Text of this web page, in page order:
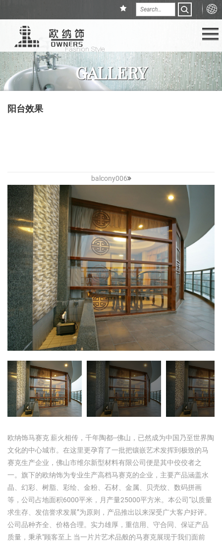
GALLERY
阳台效果
balcony006
欧纳饰马赛克 薪火相传，千年陶都--佛山，已然成为中国乃至世界陶
文化的中心城市。在这里更孕育了一批把镶嵌艺术发挥到极致的马
赛克生产企业，佛山市维尔新型材料有限公司便是其中佼佼者之
一。旗下的欧纳饰为专业生产高档马赛克的企业，主要产品涵盖水
晶、幻彩、树脂、彩绘、金粉、石材、金属、贝壳纹、数码拼画
等，公司占地面积6000平米，月产量25000平方米。本公司“以质量
求生存、发信誉求发展”为原则，产品推出以来深受广大客户好评。
公司品种齐全、价格合理。实力雄厚，重信用、守合同、保证产品
质量，秉承"顾客至上 当一片片艺术品般的马赛克展现于我们面前